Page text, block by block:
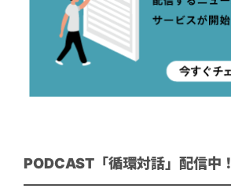
PODCAST「循環対話」配信中！